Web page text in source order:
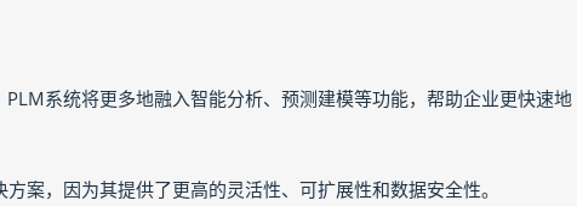
系统将更多地融入智能分析、预测建模等功能，帮助企业更快速地
案，因为其提供了更高的灵活性、可扩展性和数据安全性。